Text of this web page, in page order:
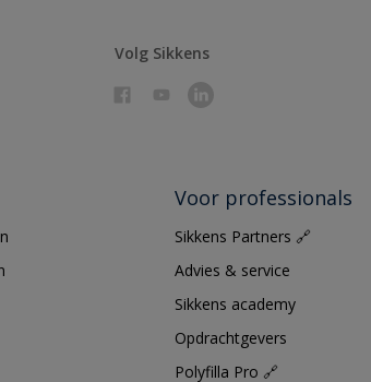
Volg Sikkens
Voor professionals
Sikkens Partners 🔗
Advies & service
Sikkens academy
Opdrachtgevers
Polyfilla Pro 🔗